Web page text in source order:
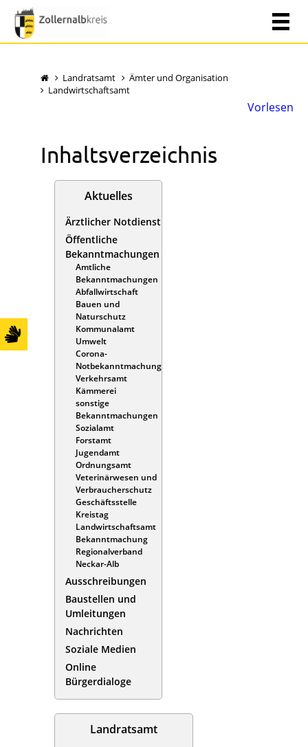
Landratsamt
Ämter und Organisation
Landwirtschaftsamt
Vorlesen
Inhaltsverzeichnis
Aktuelles
Ärztlicher Notdienst
Öffentliche
Bekanntmachungen
Amtliche
Bekanntmachungen
Abfallwirtschaft
Bauen und
Naturschutz
Kommunalamt
Umwelt
Corona-
Notbekanntmachung
Verkehrsamt
Kämmerei
sonstige
Bekanntmachungen
Sozialamt
Forstamt
Jugendamt
Ordnungsamt
Veterinärwesen und
Verbraucherschutz
Geschäftsstelle
Kreistag
Landwirtschaftsamt
Bekanntmachung
Regionalverband
Neckar-Alb
Ausschreibungen
Baustellen und
Umleitungen
Nachrichten
Soziale Medien
Online
Bürgerdialoge
Landratsamt